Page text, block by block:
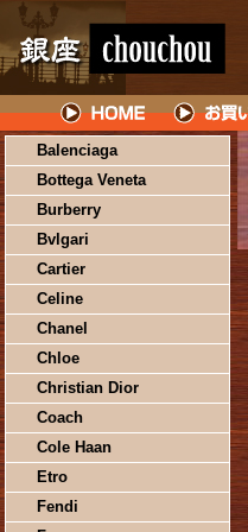
Balenciaga
Bottega Veneta
Burberry
Bvlgari
Cartier
Celine
Chanel
Chloe
Christian Dior
Coach
Cole Haan
Etro
Fendi